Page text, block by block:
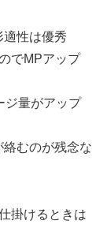
性は優秀
でMPアップ
ジ量がアップ
むのが残念な
掛けるときは